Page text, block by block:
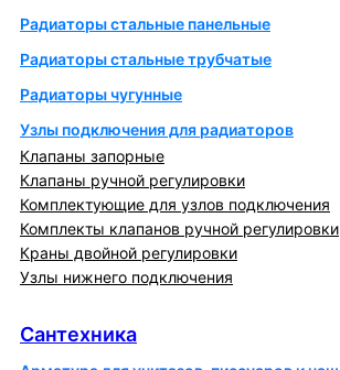
Радиаторы стальные панельные
Радиаторы стальные трубчатые
Радиаторы чугунные
Узлы подключения для радиаторов
Клапаны запорные
Клапаны ручной регулировки
Комплектующие для узлов подключения
Комплекты клапанов ручной регулировки
Краны двойной регулировки
Узлы нижнего подключения
Сантехника